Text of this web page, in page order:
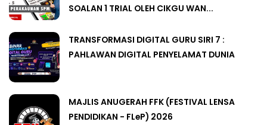
SOALAN 1 TRIAL OLEH CIKGU WAN...
TRANSFORMASI DIGITAL GURU SIRI 7 :
PAHLAWAN DIGITAL PENYELAMAT DUNIA
MAJLIS ANUGERAH FFK (FESTIVAL LENSA
PENDIDIKAN - FLeP) 2026